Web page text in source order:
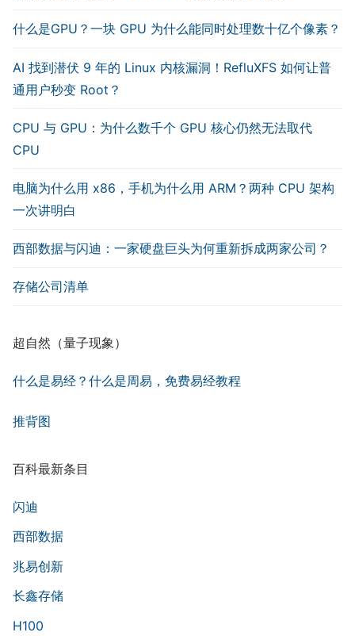
什么是GPU？一块 GPU 为什么能同时处理数十亿个像素？
AI 找到潜伏 9 年的 Linux 内核漏洞！RefluXFS 如何让普
通用户秒变 Root？
CPU 与 GPU：为什么数千个 GPU 核心仍然无法取代
CPU
电脑为什么用 x86，手机为什么用 ARM？两种 CPU 架构
一次讲明白
西部数据与闪迪：一家硬盘巨头为何重新拆成两家公司？
存储公司清单
超自然（量子现象）
什么是易经？什么是周易，免费易经教程
推背图
百科最新条目
闪迪
西部数据
兆易创新
长鑫存储
H100